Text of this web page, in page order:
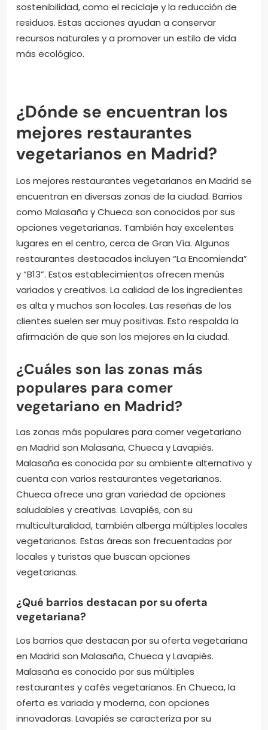
sostenibilidad, como el reciclaje y la reducción de
residuos. Estas acciones ayudan a conservar
recursos naturales y a promover un estilo de vida
más ecológico.
¿Dónde se encuentran los
mejores restaurantes
vegetarianos en Madrid?
Los mejores restaurantes vegetarianos en Madrid se
encuentran en diversas zonas de la ciudad. Barrios
como Malasaña y Chueca son conocidos por sus
opciones vegetarianas. También hay excelentes
restaurantes destacados incluyen “La Encomienda”
y “B13”. Estos establecimientos ofrecen menús
variados y creativos. La calidad de los ingredientes
es alta y muchos son locales. Las reseñas de los
clientes suelen ser muy positivas. Esto respalda la
afirmación de que son los mejores en la ciudad.
¿Cuáles son las zonas más
populares para comer
vegetariano en Madrid?
Las zonas más populares para comer vegetariano
en Madrid son Malasaña, Chueca y Lavapiés.
Malasaña es conocida por su ambiente alternativo y
Chueca ofrece una gran variedad de opciones
saludables y creativas. Lavapiés, con su
multiculturalidad, también alberga múltiples locales
vegetarianos. Estas áreas son frecuentadas por
locales y turistas que buscan opciones
vegetarianas.
¿Qué barrios destacan por su oferta